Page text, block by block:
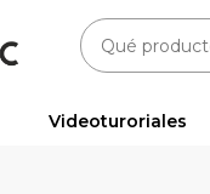
Videoturoriales